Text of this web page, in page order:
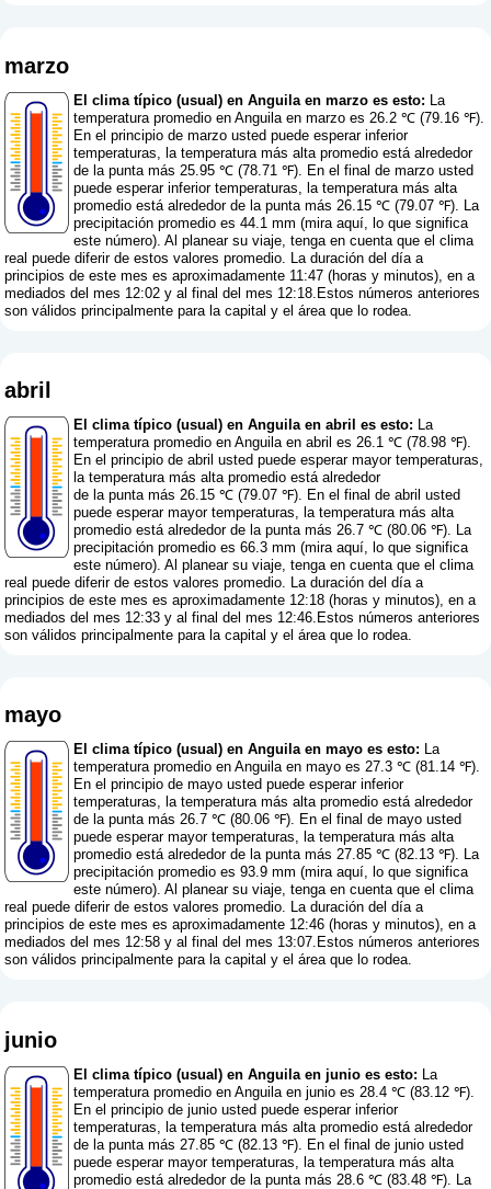
marzo
El clima típico (usual) en Anguila en marzo es esto: La
temperatura promedio en Anguila en marzo es 26.2 ℃ (79.16 ℉).
En el principio de marzo usted puede esperar inferior
temperaturas, la temperatura más alta promedio está alrededor
de la punta más 25.95 ℃ (78.71 ℉). En el final de marzo usted
puede esperar inferior temperaturas, la temperatura más alta
promedio está alrededor de la punta más 26.15 ℃ (79.07 ℉). La
precipitación promedio es 44.1 mm (mira aquí, lo que significa
este número). Al planear su viaje, tenga en cuenta que el clima
real puede diferir de estos valores promedio. La duración del día a
principios de este mes es aproximadamente 11:47 (horas y minutos), en a
mediados del mes 12:02 y al final del mes 12:18.Estos números anteriores
son válidos principalmente para la capital y el área que lo rodea.
abril
El clima típico (usual) en Anguila en abril es esto: La
temperatura promedio en Anguila en abril es 26.1 ℃ (78.98 ℉).
En el principio de abril usted puede esperar mayor temperaturas,
la temperatura más alta promedio está alrededor
de la punta más 26.15 ℃ (79.07 ℉). En el final de abril usted
puede esperar mayor temperaturas, la temperatura más alta
promedio está alrededor de la punta más 26.7 ℃ (80.06 ℉). La
precipitación promedio es 66.3 mm (mira aquí, lo que significa
este número). Al planear su viaje, tenga en cuenta que el clima
real puede diferir de estos valores promedio. La duración del día a
principios de este mes es aproximadamente 12:18 (horas y minutos), en a
mediados del mes 12:33 y al final del mes 12:46.Estos números anteriores
son válidos principalmente para la capital y el área que lo rodea.
mayo
El clima típico (usual) en Anguila en mayo es esto: La
temperatura promedio en Anguila en mayo es 27.3 ℃ (81.14 ℉).
En el principio de mayo usted puede esperar inferior
temperaturas, la temperatura más alta promedio está alrededor
de la punta más 26.7 ℃ (80.06 ℉). En el final de mayo usted
puede esperar mayor temperaturas, la temperatura más alta
promedio está alrededor de la punta más 27.85 ℃ (82.13 ℉). La
precipitación promedio es 93.9 mm (mira aquí, lo que significa
este número). Al planear su viaje, tenga en cuenta que el clima
real puede diferir de estos valores promedio. La duración del día a
principios de este mes es aproximadamente 12:46 (horas y minutos), en a
mediados del mes 12:58 y al final del mes 13:07.Estos números anteriores
son válidos principalmente para la capital y el área que lo rodea.
junio
El clima típico (usual) en Anguila en junio es esto: La
temperatura promedio en Anguila en junio es 28.4 ℃ (83.12 ℉).
En el principio de junio usted puede esperar inferior
temperaturas, la temperatura más alta promedio está alrededor
de la punta más 27.85 ℃ (82.13 ℉). En el final de junio usted
puede esperar mayor temperaturas, la temperatura más alta
promedio está alrededor de la punta más 28.6 ℃ (83.48 ℉). La